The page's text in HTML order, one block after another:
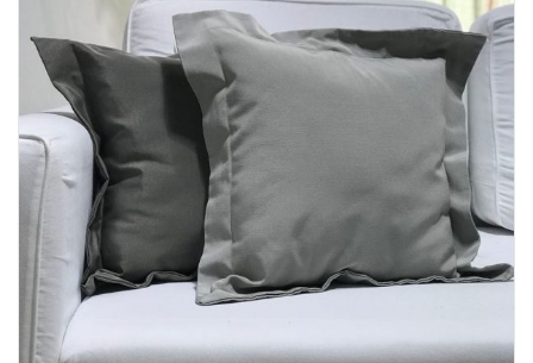
Lost Password
Cadastrar Conta